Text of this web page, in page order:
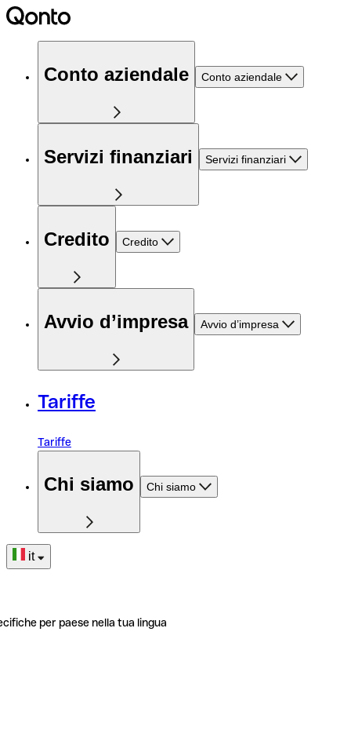
Conto aziendale Conto aziendale
Servizi finanziari Servizi finanziari
Credito Credito
Avvio d’impresa Avvio d’impresa
Tariffe
Tariffe
Chi siamo Chi siamo
it
per paese nella tua lingua